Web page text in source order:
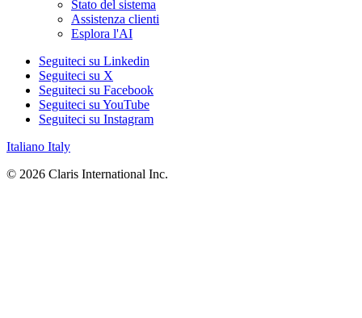
Stato del sistema
Assistenza clienti
Esplora l'AI
Seguiteci su Linkedin
Seguiteci su X
Seguiteci su Facebook
Seguiteci su YouTube
Seguiteci su Instagram
Italiano Italy
© 2026 Claris International Inc.